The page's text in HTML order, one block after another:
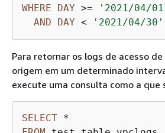
WHERE
DAY >=
'2021/04/
AND
DAY < '2021/04/30'
Para retornar os logs de acesso
origem em um determinado
execute uma consulta como a que
SELECT *